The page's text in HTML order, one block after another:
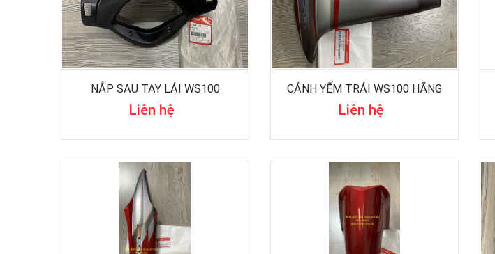
NẮP SAU TAY LÁI WS100
Liên hệ
CÁNH YẾM TRÁI WS100 HÃNG
Liên hệ